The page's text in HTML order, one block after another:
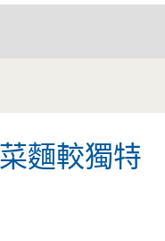
麵較獨特